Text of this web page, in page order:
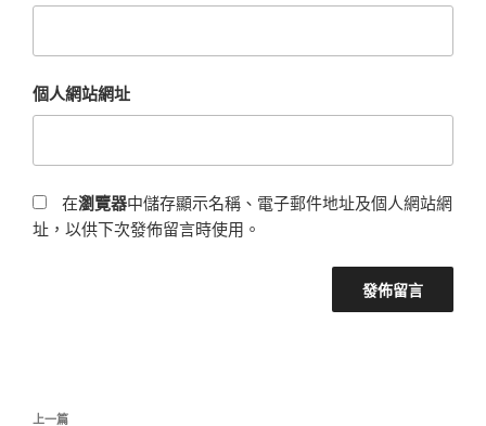
個人網站網址
在瀏覽器中儲存顯示名稱、電子郵件地址及個人網站網
址，以供下次發佈留言時使用。
文
上一篇